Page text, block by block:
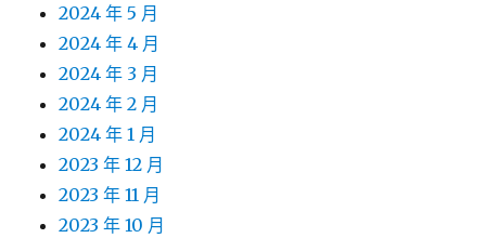
2024 年 5 月
2024 年 4 月
2024 年 3 月
2024 年 2 月
2024 年 1 月
2023 年 12 月
2023 年 11 月
2023 年 10 月